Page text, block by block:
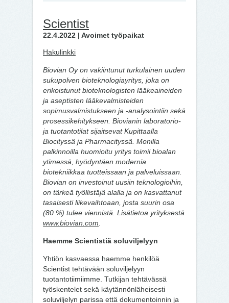
Scientist
22.4.2022 | Avoimet työpaikat
Hakulinkki
Biovian Oy on vakiintunut turkulainen uuden
sukupolven bioteknologiayritys, joka on
erikoistunut bioteknologisten lääkeaineiden
ja aseptisten lääkevalmisteiden
sopimusvalmistukseen ja -analysointiin sekä
prosessikehitykseen. Biovianin laboratorio-
ja tuotantotilat sijaitsevat Kupittaalla
Biocityssä ja Pharmacityssä. Monilla
palkinnoilla huomioitu yritys toimii bioalan
ytimessä, hyödyntäen modernia
biotekniikkaa tuotteissaan ja palveluissaan.
Biovian on investoinut uusiin teknologioihin,
on tärkeä työllistäjä alalla ja on kasvattanut
tasaisesti liikevaihtoaan, josta suurin osa
(80 %) tulee viennistä. Lisätietoa yrityksestä
www.biovian.com
Haemme Scientistiä soluviljelyyn
Yhtiön kasvaessa haemme henkilöä
Scientist tehtävään soluviljelyyn
tuotantotiimiimme. Tutkijan tehtävässä
työskentelet sekä käytännönläheisesti
soluviljelyn parissa että dokumentoinnin ja